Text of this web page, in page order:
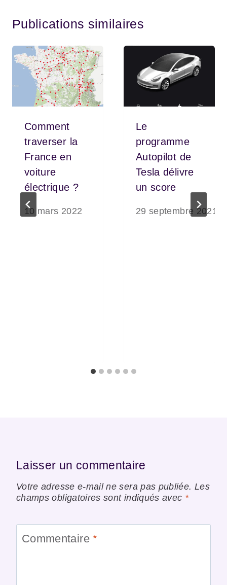
Publications similaires
Comment
traverser la
France en
voiture
électrique ?
10 mars 2022
Le
programme
Autopilot de
Tesla délivre
un score
29 septembre 2021
Laisser un commentaire
Votre adresse e-mail ne sera pas publiée. Les
champs obligatoires sont indiqués avec *
Commentaire*